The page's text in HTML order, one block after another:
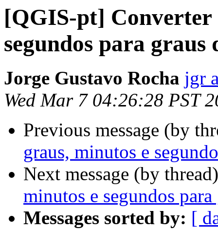
[QGIS-pt] Converter
segundos para graus
Jorge Gustavo Rocha jgr
Wed Mar 7 04:26:28 PST
Previous message (by
graus, minutos e
Next message (by
minutos e segundos
Messages sorted by: [